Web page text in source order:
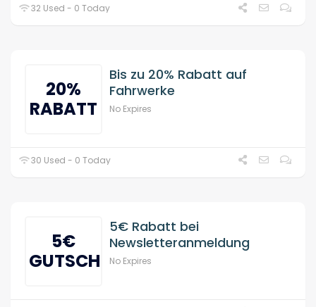
32 Used - 0 Today
20%
RABATT
Bis zu 20% Rabatt auf
Fahrwerke
No Expires
30 Used - 0 Today
5€
GUTSCHEIN
5€ Rabatt bei
Newsletteranmeldung
No Expires